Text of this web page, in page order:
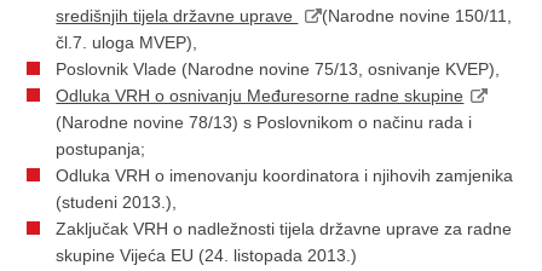
središnjih tijela državne uprave
(Narodne novine 150/11,
čl.7. uloga MVEP),
Poslovnik Vlade (Narodne novine 75/13, osnivanje KVEP),
Odluka VRH o osnivanju Međuresorne radne skupine
(Narodne novine 78/13) s Poslovnikom o načinu rada i
postupanja;
Odluka VRH o imenovanju koordinatora i njihovih zamjenika
(studeni 2013.),
Zaključak VRH o nadležnosti tijela državne uprave za radne
skupine Vijeća EU (24. listopada 2013.)